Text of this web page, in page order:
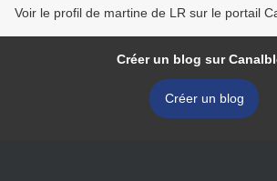
Voir le profil de martine de LR sur le portail
Créer un blog sur
Créer un blog